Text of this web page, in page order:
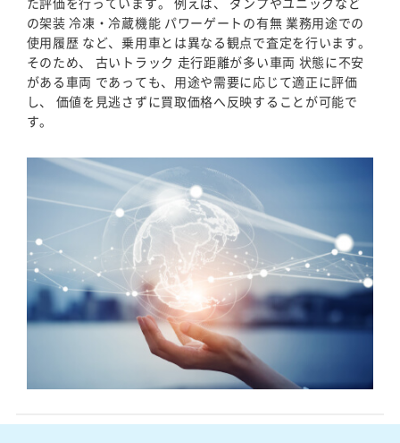
の架装 冷凍・冷蔵機能 パワーゲートの有無 業務用途での
使用履歴 など、乗用車とは異なる観点で査定を行います。
そのため、 古いトラック 走行距離が多い車両 状態に不安
がある車両 であっても、用途や需要に応じて適正に評価
し、 価値を見逃さずに買取価格へ反映することが可能で
す。